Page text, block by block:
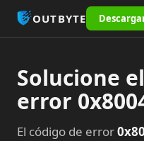
OUTBYTE
Solucione
error
El código de error